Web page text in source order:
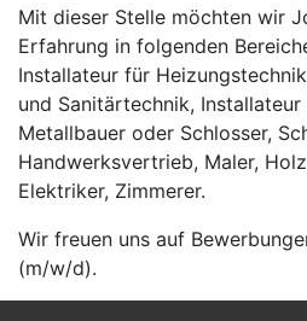
Mit dieser Stelle möchten wir
Erfahrung in folgenden
Installateur für
und Sanitärtechnik,
Metallbauer oder Schlosser,
Handwerksvertrieb, Maler,
Elektriker, Zimmerer.
Wir freuen uns auf
(m/w/d).